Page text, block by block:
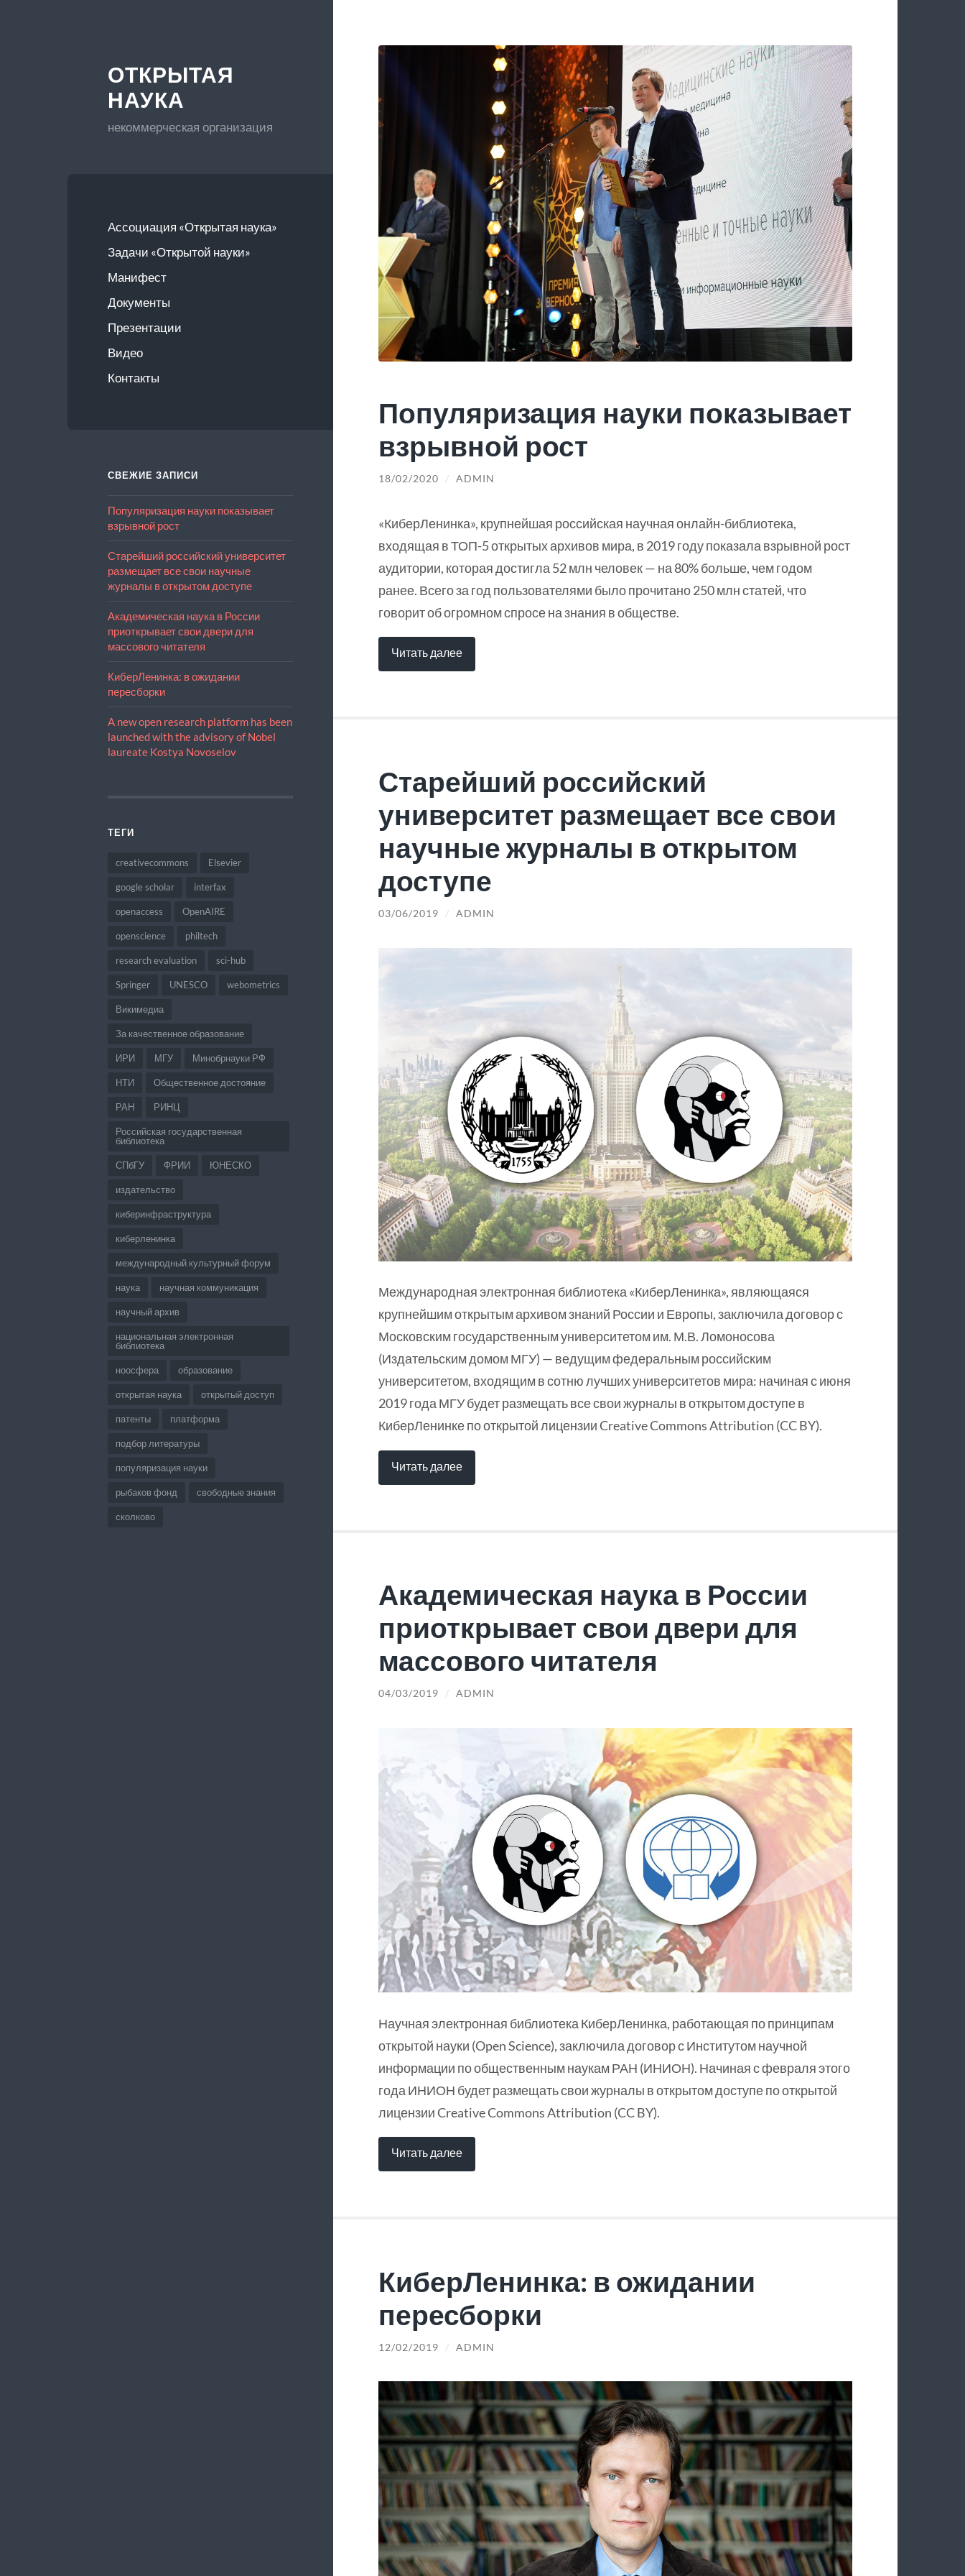
ОТКРЫТАЯ
НАУКА
некоммерческая организация
Ассоциация «Открытая наука»
Задачи «Открытой науки»
Манифест
Документы
Презентации
Видео
Контакты
СВЕЖИЕ ЗАПИСИ
Популяризация науки показывает
взрывной рост
Старейший российский университет
размещает все свои научные
журналы в открытом доступе
Академическая наука в России
приоткрывает свои двери для
массового читателя
КиберЛенинка: в ожидании
пересборки
A new open research platform has been
launched with the advisory of Nobel
laureate Kostya Novoselov
ТЕГИ
creativecommons Elsevier
google scholar interfax
openaccess OpenAIRE
openscience philtech
research evaluation sci-hub
Springer UNESCO webometrics
Викимедиа
За качественное образование
ИРИ МГУ Минобрнауки РФ
НТИ Общественное достояние
РАН РИНЦ
Российская государственная
библиотека
СПбГУ ФРИИ ЮНЕСКО
издательство
киберинфраструктура
киберленинка
международный культурный форум
наука научная коммуникация
научный архив
национальная электронная
библиотека
ноосфера образование
открытая наука открытый доступ
патенты платформа
подбор литературы
популяризация науки
рыбаков фонд свободные знания
сколково
Популяризация науки показывает
взрывной рост
18/02/2020 / ADMIN
«КиберЛенинка», крупнейшая российская научная онлайн-библиотека,
входящая в ТОП-5 открытых архивов мира, в 2019 году показала взрывной рост
аудитории, которая достигла 52 млн человек — на 80% больше, чем годом
ранее. Всего за год пользователями было прочитано 250 млн статей, что
говорит об огромном спросе на знания в обществе.
Читать далее
Старейший российский
университет размещает все свои
научные журналы в открытом
доступе
03/06/2019 / ADMIN
Международная электронная библиотека «КиберЛенинка», являющаяся
крупнейшим открытым архивом знаний России и Европы, заключила договор с
Московским государственным университетом им. М.В. Ломоносова
(Издательским домом МГУ) — ведущим федеральным российским
университетом, входящим в сотню лучших университетов мира: начиная с июня
2019 года МГУ будет размещать все свои журналы в открытом доступе в
КиберЛенинке по открытой лицензии Creative Commons Attribution (CC BY).
Читать далее
Академическая наука в России
приоткрывает свои двери для
массового читателя
04/03/2019 / ADMIN
Научная электронная библиотека КиберЛенинка, работающая по принципам
открытой науки (Open Science), заключила договор с Институтом научной
информации по общественным наукам РАН (ИНИОН). Начиная с февраля этого
года ИНИОН будет размещать свои журналы в открытом доступе по открытой
лицензии Creative Commons Attribution (CC BY).
Читать далее
КиберЛенинка: в ожидании
пересборки
12/02/2019 / ADMIN